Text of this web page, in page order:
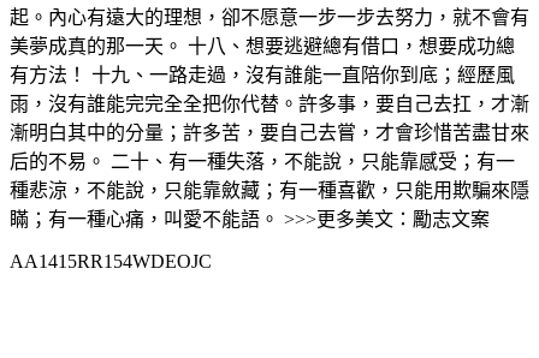
起。內心有遠大的理想，卻不愿意一步一步去努力，就不會有
美夢成真的那一天。 十八、想要逃避總有借口，想要成功總
有方法！ 十九、一路走過，沒有誰能一直陪你到底；經歷風
雨，沒有誰能完完全全把你代替。許多事，要自己去扛，才漸
漸明白其中的分量；許多苦，要自己去嘗，才會珍惜苦盡甘來
后的不易。 二十、有一種失落，不能說，只能靠感受；有一
種悲涼，不能說，只能靠斂藏；有一種喜歡，只能用欺騙來隱
瞞；有一種心痛，叫愛不能語。 >>>更多美文：勵志文案
AA1415RR154WDEOJC